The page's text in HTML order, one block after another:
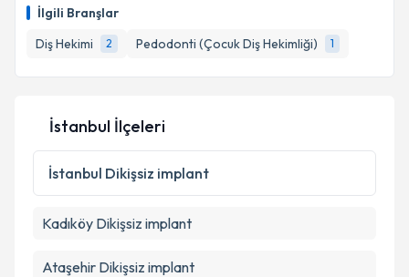
İlgili Branşlar
Diş Hekimi
2 Pedodonti (Çocuk Diş Hekimliği) 1
İstanbul İlçeleri
İstanbul Dikişsiz implant
Kadıköy Dikişsiz implant
Ataşehir Dikişsiz implant